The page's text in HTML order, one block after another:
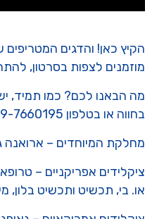
הקיץ כאן! והדגים
מוזמנים לצפות בסרטון,
מה הבאנו לכם? כמו תמיד,
בחווה או בטלפון 09-7660195
מחלקת המיוחדים – ארואנה
ציקלידים אפריקניים –
או. בי, תכשיט ותכשיט בלון,